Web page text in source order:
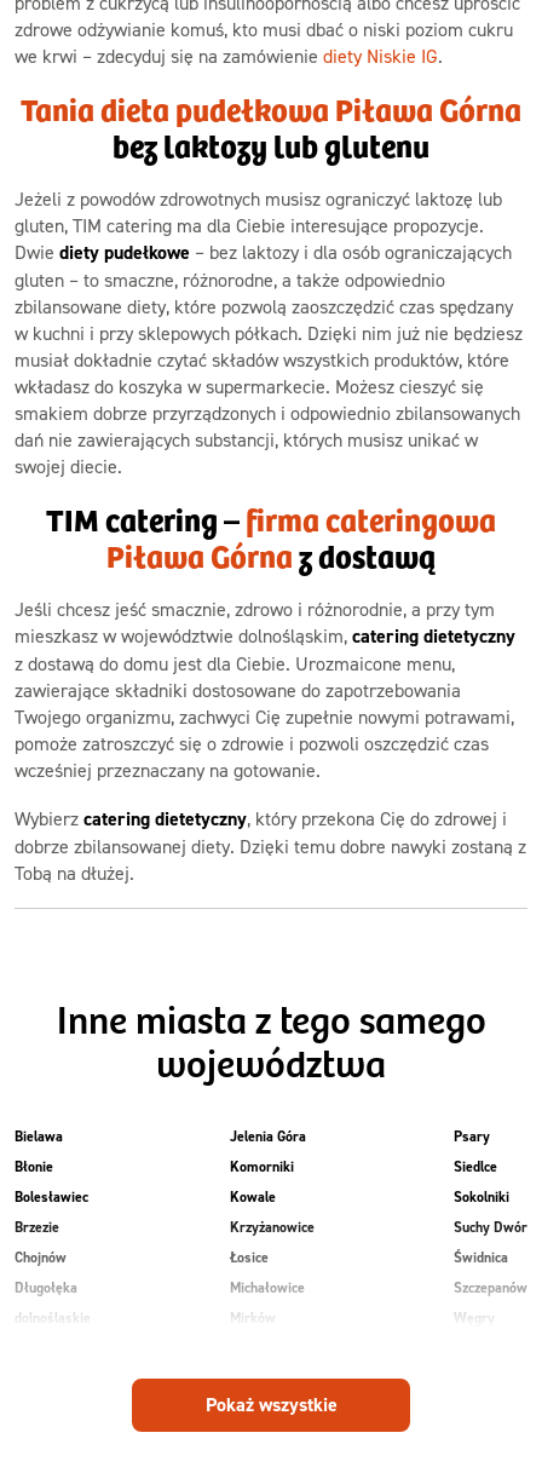
zdrowe odżywianie komuś, kto musi dbać o niski poziom cukru
we krwi – zdecyduj się na zamówienie diety Niskie IG.
Tania dieta pudełkowa Piława Górna
bez laktozy lub glutenu
Jeżeli z powodów zdrowotnych musisz ograniczyć laktozę lub
gluten, TIM catering ma dla Ciebie interesujące propozycje.
Dwie diety pudełkowe – bez laktozy i dla osób ograniczających
gluten – to smaczne, różnorodne, a także odpowiednio
zbilansowane diety, które pozwolą zaoszczędzić czas spędzany
w kuchni i przy sklepowych półkach. Dzięki nim już nie będziesz
musiał dokładnie czytać składów wszystkich produktów, które
wkładasz do koszyka w supermarkecie. Możesz cieszyć się
smakiem dobrze przyrządzonych i odpowiednio zbilansowanych
dań nie zawierających substancji, których musisz unikać w
swojej diecie.
TIM catering –firma cateringowa
Piława Górnaz dostawą
Jeśli chcesz jeść smacznie, zdrowo i różnorodnie, a przy tym
mieszkasz w województwie dolnośląskim, catering dietetyczny
z dostawą do domu jest dla Ciebie. Urozmaicone menu,
zawierające składniki dostosowane do zapotrzebowania
Twojego organizmu, zachwyci Cię zupełnie nowymi potrawami,
pomoże zatroszczyć się o zdrowie i pozwoli oszczędzić czas
wcześniej przeznaczany na gotowanie.
Wybierz catering dietetyczny, który przekona Cię do zdrowej i
dobrze zbilansowanej diety. Dzięki temu dobre nawyki zostaną z
Tobą na dłużej.
Inne miasta z tego samego
województwa
Bielawa
Błonie
Bolesławiec
Brzezie
Chojnów
Długołęka
dolnośląskie
Jelenia Góra
Komorniki
Kowale
Krzyżanowice
Łosice
Michałowice
Mirków
Piekary
Piotrowice
Psary
Siedlce
Sokolniki
Suchy Dwór
Świdnica
Szczepanów
Węgry
Pokaż wszystkie